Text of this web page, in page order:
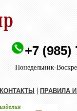
+7 (985)
Понедельник-
КОНТАКТЫ | ПРАВИЛА